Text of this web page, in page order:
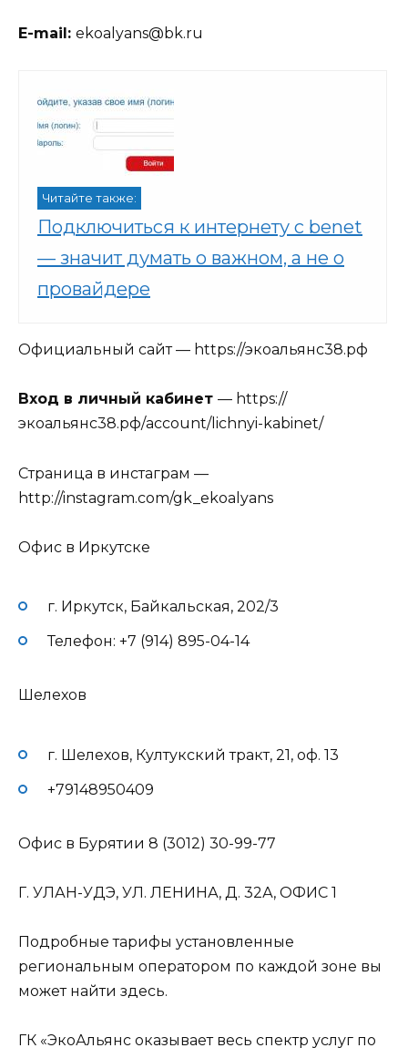
E-mail: ekoalyans@bk.ru
Читайте также:
Подключиться к интернету с benet
— значит думать о важном, а не о
провайдере
Официальный сайт — https://экоальянс38.рф
Вход в личный кабинет — https://
экоальянс38.рф/account/lichnyi-kabinet/
Страница в инстаграм —
http://instagram.com/gk_ekoalyans
Офис в Иркутске
г. Иркутск, Байкальская, 202/3
Телефон: +7 (914) 895-04-14
Шелехов
г. Шелехов, Култукский тракт, 21, оф. 13
+79148950409
Офис в Бурятии 8 (3012) 30-99-77
Г. УЛАН-УДЭ, УЛ. ЛЕНИНА, Д. 32А, ОФИС 1
Подробные тарифы установленные
региональным оператором по каждой зоне вы
может найти здесь.
ГК «ЭкоАльянс оказывает весь спектр услуг по